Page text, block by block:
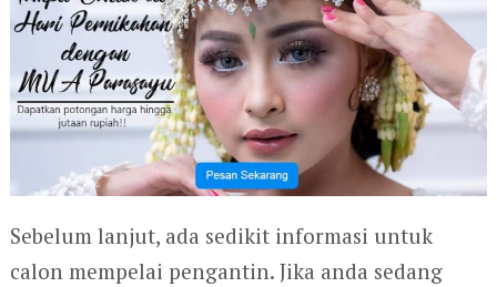
Sebelum lanjut, ada sedikit informasi untuk
calon mempelai pengantin. Jika anda sedang